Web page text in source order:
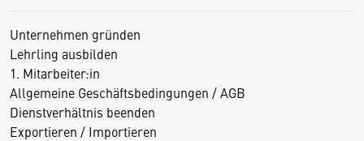
Unternehmen gründen
Lehrling ausbilden
1. Mitarbeiter:in
Allgemeine Geschäftsbedingungen / AGB
Dienstverhältnis beenden
Exportieren / Importieren